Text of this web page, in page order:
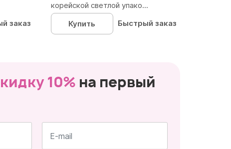
заказ
корейской светлой упако...
Купить
Быстрый заказ
10% на первый